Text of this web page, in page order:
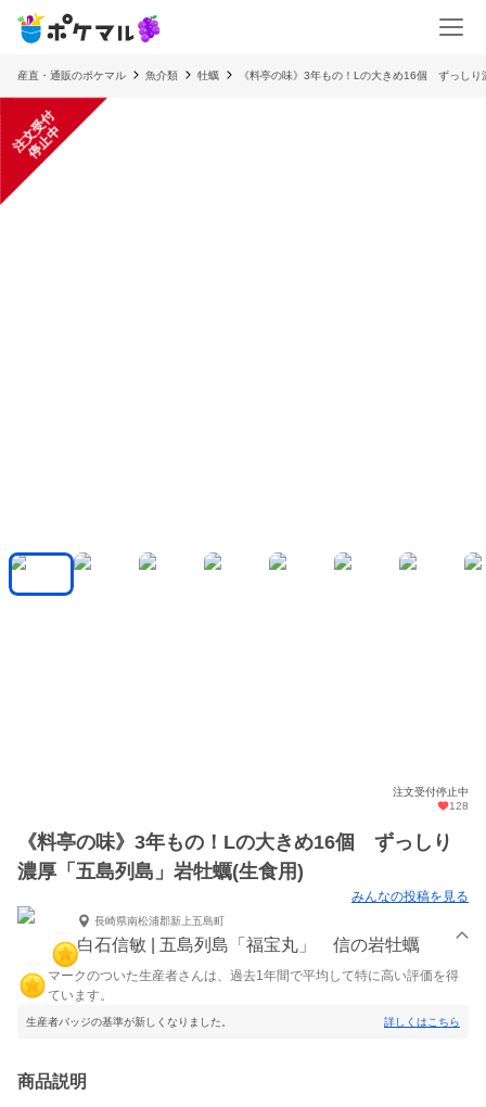
産直・通販のポケマル 魚介類 牡蠣 《料亭の味》3年もの！Lの大きめ16個 ずっしり
注
文
受
付
停
止
中
注文受付停止中
128
《料亭の味》3年もの！Lの大きめ16個 ずっしり
濃厚「五島列島」岩牡蠣(生食用)
みんなの投稿を見る
長崎県南松浦郡新上五島町
白石信敏 | 五島列島「福宝丸」 信の岩牡蠣
マークのついた生産者さんは、過去1年間で平均して特に高い評価を得
ています。
生産者バッジの基準が新しくなりました。 詳しくはこちら
商品説明